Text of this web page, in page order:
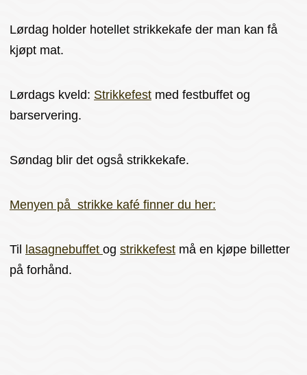
Lørdag holder hotellet strikkekafe der man kan få
kjøpt mat.
Lørdags kveld: Strikkefest med festbuffet og
barservering.
Søndag blir det også strikkekafe.
Menyen på strikke kafé finner du her:
Til lasagnebuffet og strikkefest må en kjøpe billetter
på forhånd.